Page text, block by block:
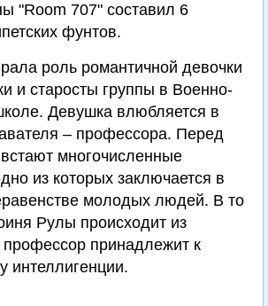
"Room 707" составил 6
фунтов.
роль романтичной девочки
и старосты группы в Военно-
Девушка влюбляется в
– профессора. Перед
многочисленные
из которых заключается в
молодых людей. В то
Рулы происходит из
профессор принадлежит к
интеллигенции.